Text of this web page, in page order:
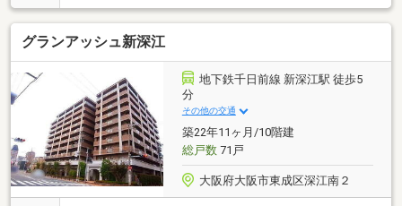
気式浴室暖房乾燥機付）、フローリング材（LDK、廊
下、洋室、納戸）、キッチンパネル、クロス貼替（全
室）、CF貼替（洗面・トイレ）、フロアータイル貼替
（玄関）、建具交換、カーテンレール交換、ハウスク
リーニング 等
グランアッシュ新深江
地下鉄千日前線 新深江駅 徒歩5
分
その他の交通
築22年11ヶ月/10階建
総戸数71戸
大阪府大阪市東成区深江南２